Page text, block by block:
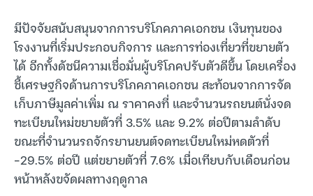
มีปัจจัยสนับสนุนจากการบริโภคภาคเอกชน เงินทุนของ
โรงงานที่เริ่มประกอบกิจการ และการท่องเที่ยวที่ขยายตัว
ได้ อีกทั้งดัชนีความเชื่อมั่นผู้บริโภคปรับตัวดีขึ้น โดยเครื่อง
ชี้เศรษฐกิจด้านการบริโภคภาคเอกชน สะท้อนจากการจัด
เก็บภาษีมูลค่าเพิ่ม ณ ราคาคงที่ และจำนวนรถยนต์นั่งจด
ทะเบียนใหม่ขยายตัวที่ 3.5% และ 9.2% ต่อปีตามลำดับ
ขณะที่จำนวนรถจักรยานยนต์จดทะเบียนใหม่หดตัวที่
-29.5% ต่อปี แต่ขยายตัวที่ 7.6% เมื่อเทียบกับเดือนก่อน
หน้าหลังขจัดผลทางฤดูกาล